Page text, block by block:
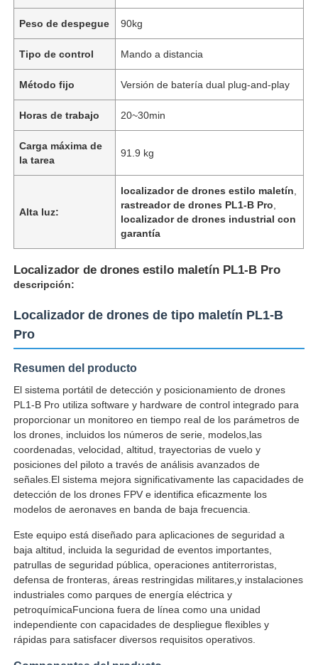
Inicio
Acerca de nosotros
Visita a la fábrica
Control de calidad
CONTÁCTANOS
Casos
Solicitar una cotización
Peso de despegue 90kg
Tipo de control Mando a distancia
Método fijo Versión de batería dual plug-and-play
Horas de trabajo 20~30min
Carga máxima de
la tarea
91.9 kg
Alta luz:
localizador de drones estilo maletín
rastreador de drones PL1-B Pro
localizador de drones industrial con
garantía
Localizador de drones estilo maletín PL1-B Pro
descripción:
Localizador de drones de tipo maletín PL1-B
Pro
Resumen del producto
El sistema portátil de detección y posicionamiento de drones
PL1-B Pro utiliza software y hardware de control integrado para
proporcionar un monitoreo en tiempo real de los parámetros de
los drones, incluidos los números de serie, modelos,las
coordenadas, velocidad, altitud, trayectorias de vuelo y
posiciones del piloto a través de análisis avanzados de
señales.El sistema mejora significativamente las capacidades de
detección de los drones FPV e identifica eficazmente los
modelos de aeronaves en banda de baja frecuencia.
Este equipo está diseñado para aplicaciones de seguridad a
baja altitud, incluida la seguridad de eventos importantes,
patrullas de seguridad pública, operaciones antiterroristas,
defensa de fronteras, áreas restringidas militares,y instalaciones
industriales como parques de energía eléctrica y
petroquímicaFunciona fuera de línea como una unidad
independiente con capacidades de despliegue flexibles y
rápidas para satisfacer diversos requisitos operativos.